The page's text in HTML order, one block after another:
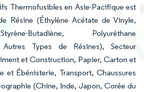
Thermofusibles en Asie-Pacifique est
Résine (Éthylène Acétate de Vinyle,
Butadiène, Polyuréthane
Types de Résines), Secteur
et Construction, Papier, Carton et
et Ébénisterie, Transport, Chaussures
(Chine, Inde, Japon, Corée du